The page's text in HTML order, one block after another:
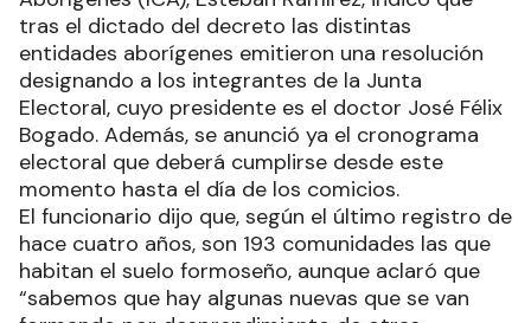
tras el dictado del decreto las distintas
entidades aborígenes emitieron una resolución
designando a los integrantes de la Junta
Electoral, cuyo presidente es el doctor José Félix
Bogado. Además, se anunció ya el cronograma
electoral que deberá cumplirse desde este
momento hasta el día de los comicios.
El funcionario dijo que, según el último registro de
hace cuatro años, son 193 comunidades las que
habitan el suelo formoseño, aunque aclaró que
“sabemos que hay algunas nuevas que se van